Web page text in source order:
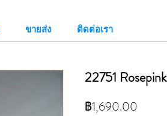
ขายส่ง ติดต่อเรา
22751 Rosepink
฿1,690.00